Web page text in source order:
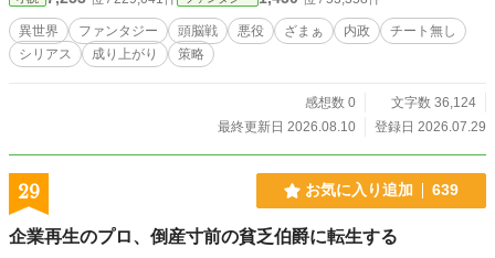
異世界 ファンタジー 頭脳戦 悪役 ざまぁ 内政
チート無し
シリアス
成り上がり 策略
感想数 0
文字数 36,124
最終更新日 2026.08.10
登録日 2026.07.29
29 お気に入り追加 639
企業再生のプロ、倒産寸前の貧乏伯爵に転生する